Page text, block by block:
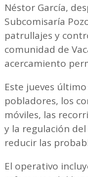
Néstor García,
Subcomisaría
patrullajes y
comunidad de
acercamiento
Este jueves
pobladores, los
móviles, las
y la regulación
reducir las
El operativo